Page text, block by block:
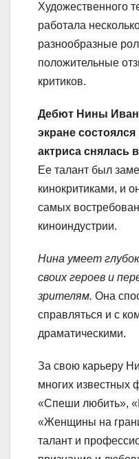
Художественного
работала
разнообразные
положительные
критиков.
Дебют Нины
экране состоялся
актриса снялась
Ее талант был
кинокритиками, и
самых
киноиндустрии.
Нина умеет
своих героев и
зрителям. Она
справляться и с
драматическими.
За свою карьеру
многих известных
«Спеши любить»,
«Женщины на
талант и